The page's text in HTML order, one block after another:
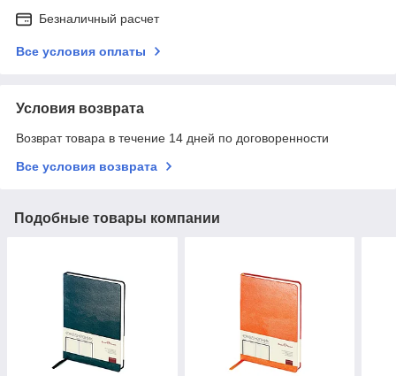
Безналичный расчет
Все условия оплаты
Условия возврата
Возврат товара в течение 14 дней по договоренности
Все условия возврата
Подобные товары компании